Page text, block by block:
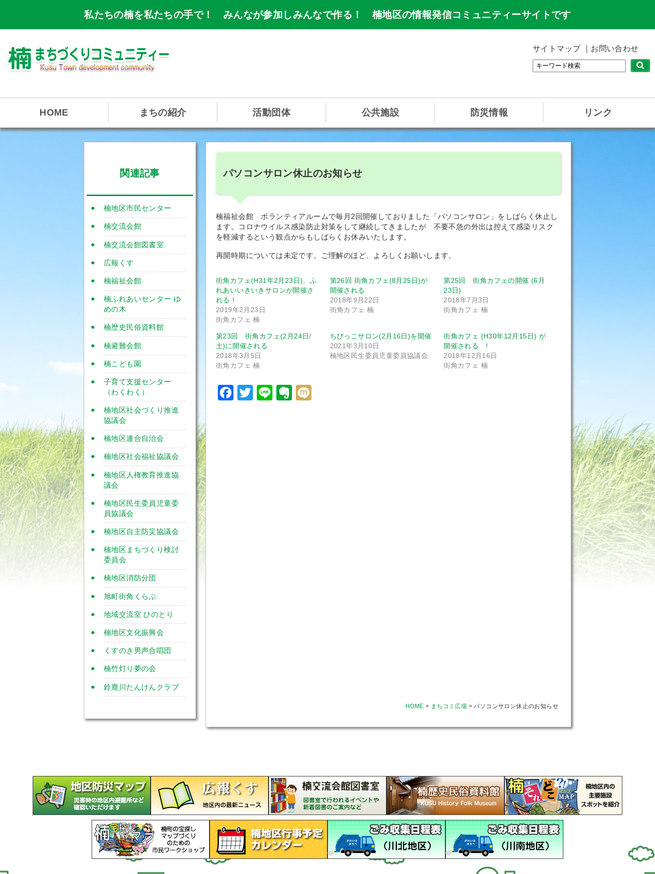
私たちの楠を私たちの手で！ みんなが参加しみんなで作る！ 楠地区の情報発信コミュニティーサイトです
サイトマップ お問い合わせ
HOME まちの紹介 活動団体 公共施設 防災情報 リンク
パソコンサロン休止のお知らせ
楠福祉会館 ボランティアルームで毎月2回開催しておりました「パソコンサロン」をしばらく休止し
ます。コロナウイルス感染防止対策をして継続してきましたが 不要不急の外出は控えて感染リスク
を軽減するという観点からもしばらくお休みいたします。
再開時期については未定です。ご理解のほど、よろしくお願いします。
街角カフェ(H31年2月23日)、ふ
れあいいきいきサロンが開催さ
れる！
2019年2月23日
街角カフェ 楠
第26回 街角カフェ(8月25日)が
開催される
2018年9月22日
街角カフェ 楠
第25回 街角カフェの開催 (6月
23日)
2018年7月3日
街角カフェ 楠
第23回 街角カフェ(2月24日/
土)に開催される
2018年3月5日
街角カフェ 楠
ちびっこサロン(2月16日)を開催
2021年3月10日
楠地区民生委員児童委員協議会
街角カフェ (H30年12月15日) が
開催される !
2018年12月16日
街角カフェ 楠
Facebook
Twitter
LineEvernote
HOME > まちコミ広場 >パソコンサロン休止のお知らせ
関連記事
楠地区市民センター
楠交流会館
楠交流会館図書室
広報くす
楠福祉会館
楠ふれあいセンター ゆ
めの木
楠歴史民俗資料館
楠避難会館
楠こども園
子育て支援センター
（わくわく）
楠地区社会づくり推進
協議会
楠地区連合自治会
楠地区社会福祉協議会
楠地区人権教育推進協
議会
楠地区民生委員児童委
員協議会
楠地区自主防災協議会
楠地区まちづくり検討
委員会
楠地区消防分団
旭町街角くらぶ
地域交流室 ひのとり
楠地区文化振興会
くすのき男声合唱団
楠竹灯り夢の会
鈴鹿川たんけんクラブ